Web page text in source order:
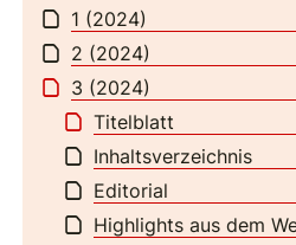
1 (2024)
2 (2024)
3 (2024)
Titelblatt
Inhaltsverzeichnis
Editorial
Highlights aus dem